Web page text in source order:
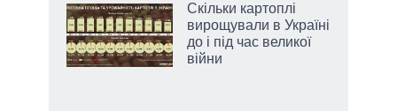
Скільки картоплі
вирощували в Україні
до і під час великої
війни